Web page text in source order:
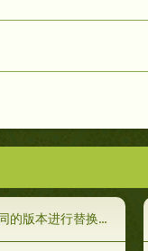
行替换的教法律列